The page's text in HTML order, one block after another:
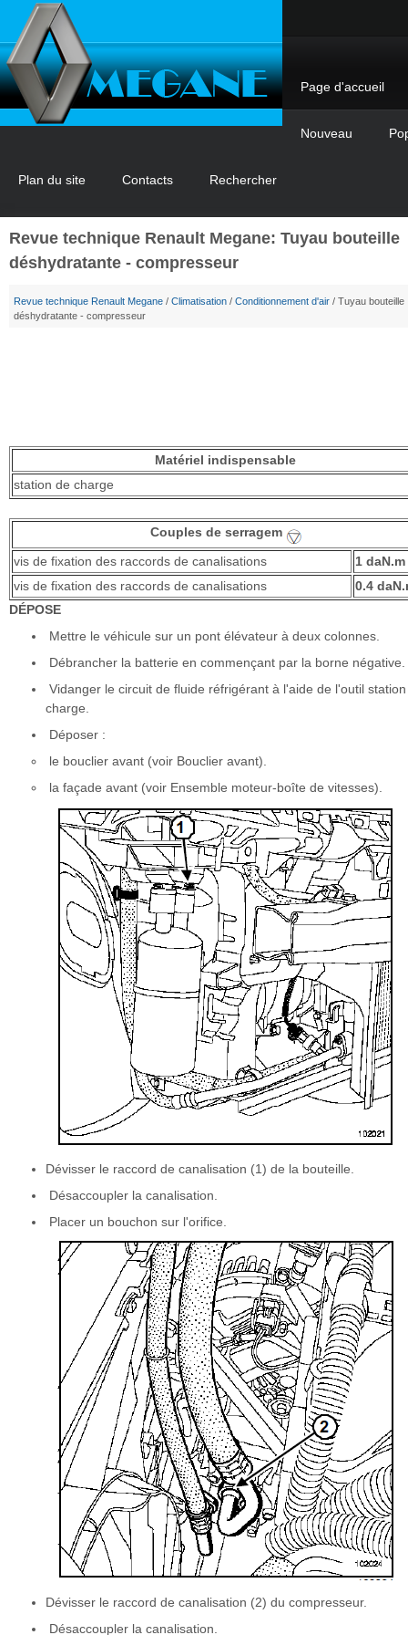
Page d'accueil
Nouveau
Plan du site Contacts Rechercher
Revue technique Renault Megane: Tuyau bouteille
déshydratante - compresseur
Revue technique Renault Megane / Climatisation / Conditionnement d'air / Tuyau bouteille
déshydratante - compresseur
Matériel indispensable
station de charge
Couples de serragem
vis de fixation des raccords de canalisations
1 daN.m
vis de fixation des raccords de canalisations
0.4
DÉPOSE
Mettre le véhicule sur un pont élévateur à deux colonnes.
Débrancher la batterie en commençant par la borne négative.
Vidanger le circuit de fluide réfrigérant à l'aide de l'outil
charge.
Déposer :
le bouclier avant (voir Bouclier avant).
la façade avant (voir Ensemble moteur-boîte de vitesses).
Dévisser le raccord de canalisation (1) de la bouteille.
Désaccoupler la canalisation.
Placer un bouchon sur l'orifice.
Dévisser le raccord de canalisation (2) du compresseur.
Désaccoupler la canalisation.